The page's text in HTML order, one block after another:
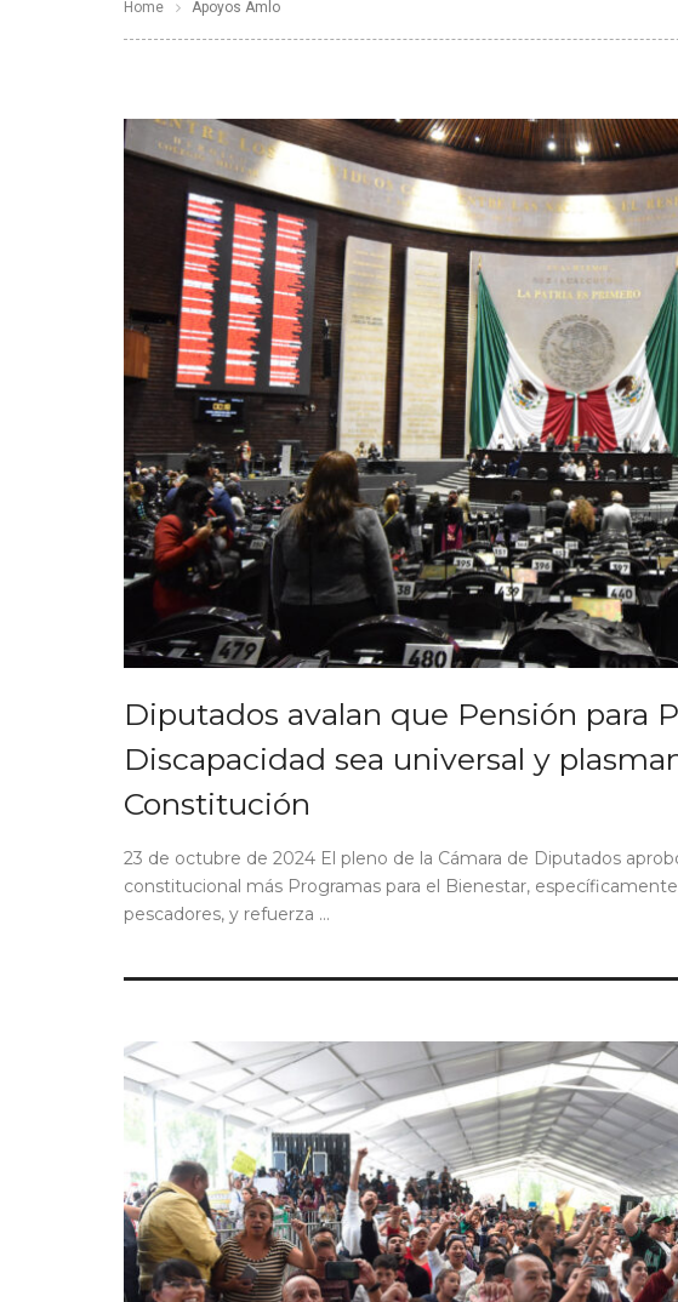
Home Apoyos Amlo
Diputados avalan que Pensión para
Discapacidad sea universal y
Constitución
23 de octubre de 2024 El pleno de la Cámara de Diputados
constitucional más Programas para el Bienestar,
pescadores, y refuerza ...